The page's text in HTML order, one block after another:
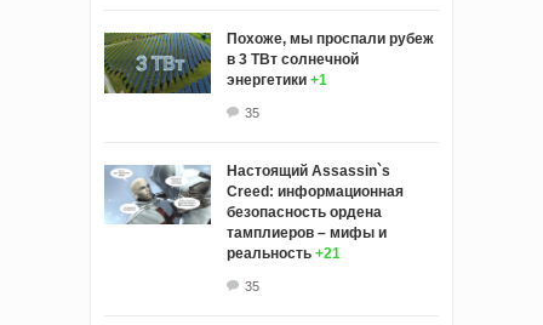
Похоже, мы проспали рубеж
в 3 ТВт солнечной
энергетики +1
35
Настоящий Assassin`s
Creed: информационная
безопасность ордена
тамплиеров – мифы и
реальность +21
35